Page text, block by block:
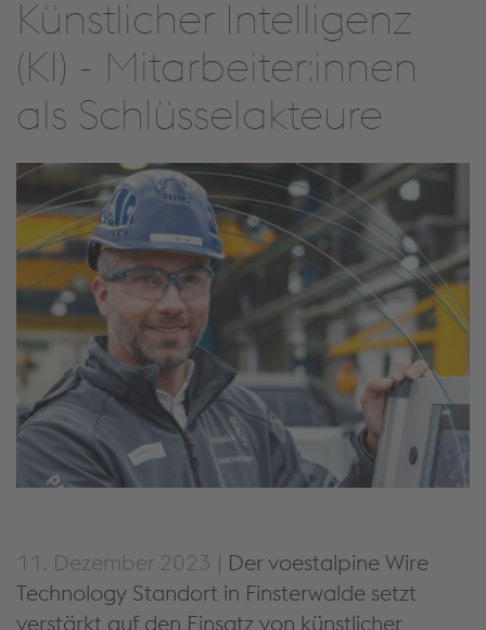
Künstlicher Intelligenz
(KI) - Mitarbeiter:innen
als Schlüsselakteure
11. Dezember 2023 | Der voestalpine Wire
Technology Standort in Finsterwalde setzt
verstärkt auf den Einsatz von künstlicher